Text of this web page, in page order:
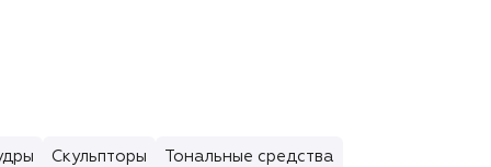
Скульпторы Тональные средства